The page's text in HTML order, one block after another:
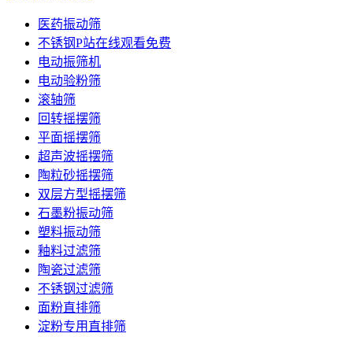
医药振动筛
不锈钢P站在线观看免费
电动振筛机
电动验粉筛
滚轴筛
回转摇摆筛
平面摇摆筛
超声波摇摆筛
陶粒砂摇摆筛
双层方型摇摆筛
石墨粉振动筛
塑料振动筛
釉料过滤筛
陶瓷过滤筛
不锈钢过滤筛
面粉直排筛
淀粉专用直排筛